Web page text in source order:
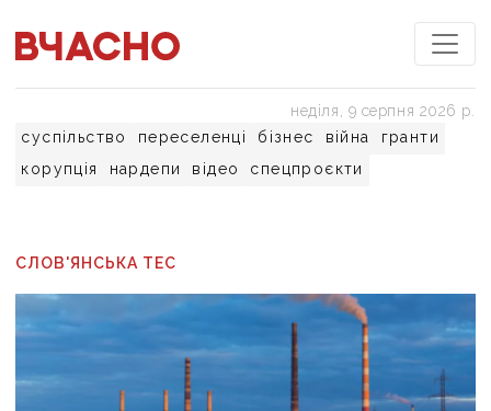
суспільство переселенці бізнес війна
гранти
корупція
нардепи відео спецпроєкти
неділя, 9 серпня 2026 р.
СЛОВ'ЯНСЬКА ТЕС